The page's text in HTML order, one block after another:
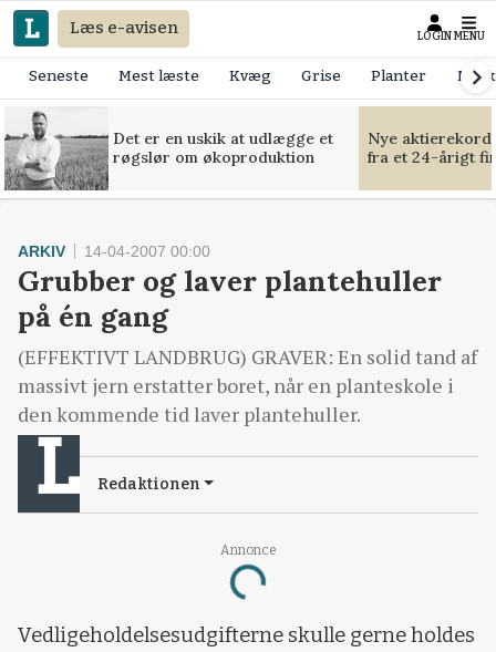
Læs e-avisen LOGIN MENU
Seneste Mest læste Kvæg Grise Planter
Det er en uskik at udlægge et
røgslør om økoproduktion
Nye
fra et 24-årigt
Annonce
Loading...
ARKIV 14-04-2007 00:00
Grubber og laver plantehuller
på én gang
(EFFEKTIVT LANDBRUG) GRAVER: En solid tand af
massivt jern erstatter boret, når en planteskole i
den kommende tid laver plantehuller.
Redaktionen
Vedligeholdelsesudgifterne skulle gerne holdes